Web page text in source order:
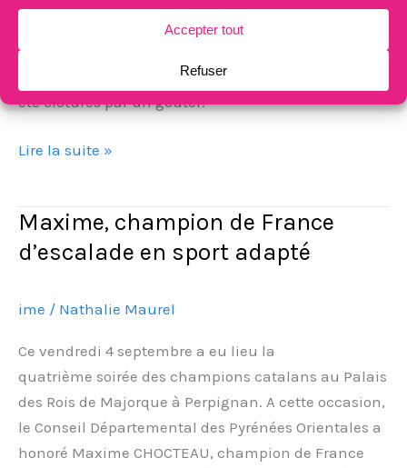
participé à ces rencontres durant lesquelles les
professionnels ont présenté le programme des
activités de l’année. Ces moments conviviaux ont
été clôturés par un goûter.
Lire la suite »
Maxime, champion de France
d’escalade en sport adapté
ime / Nathalie Maurel
Ce vendredi 4 septembre a eu lieu la
quatrième soirée des champions catalans au Palais
des Rois de Majorque à Perpignan. A cette occasion,
le Conseil Départemental des Pyrénées Orientales a
honoré Maxime CHOCTEAU, champion de France
Maxime,
champion
d’escalade
en
sport
adapté